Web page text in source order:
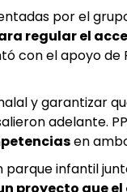
por el
regular el
con el apoyo de
y garantizar
adelante.
en
infantil